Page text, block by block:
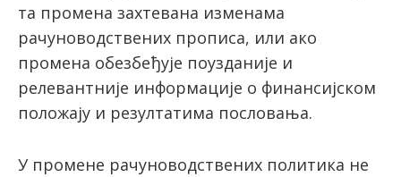
та промена захтевана изменама
рачуноводствених прописа, или ако
промена обезбеђује поузданије и
релевантније информације о финансијском
положају и резултатима пословања.
У промене рачуноводствених политика не